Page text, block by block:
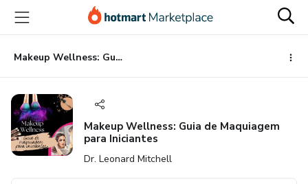
para
conteúdo
principal
para
pagamento
para
rodapé
Makeup Wellness: Guia de Maquiagem para Iniciantes
Makeup Wellness: Guia de Maquiagem
para Iniciantes
Dr. Leonard Mitchell